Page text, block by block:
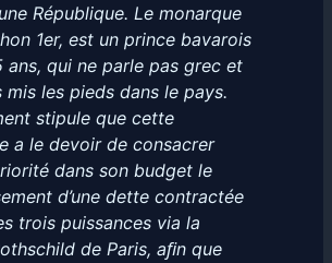
République. Le monarque
1er, est un prince bavarois
ans, qui ne parle pas grec et
mis les pieds dans le pays.
stipule que cette
a le devoir de consacrer
dans son budget le
d’une dette contractée
trois puissances via la
de Paris, aﬁn que